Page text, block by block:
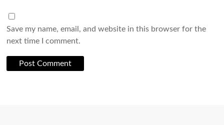
Save my name, email, and website in this browser for the
next time I comment.